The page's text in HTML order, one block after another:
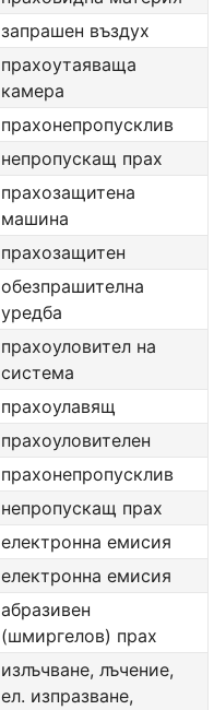
запрашен въздух
прахоутаяваща
камера
прахонепропусклив
непропускащ прах
прахозащитена
машина
прахозащитен
обезпрашителна
уредба
прахоуловител на
система
прахоулавящ
прахоуловителен
прахонепропусклив
непропускащ прах
електронна емисия
електронна емисия
абразивен
(шмиргелов) прах
излъчване, лъчение,
ел. изпразване,